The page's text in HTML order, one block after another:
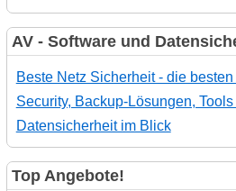
AV - Software und
Beste Netz Sicherheit - die
Security, Backup-Lösungen,
Datensicherheit im Blick
Top Angebote!